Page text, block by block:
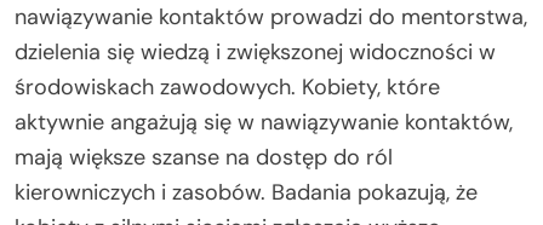
nawiązywanie kontaktów prowadzi do mentorstwa,
dzielenia się wiedzą i zwiększonej widoczności w
środowiskach zawodowych. Kobiety, które
aktywnie angażują się w nawiązywanie kontaktów,
mają większe szanse na dostęp do ról
kierowniczych i zasobów. Badania pokazują, że